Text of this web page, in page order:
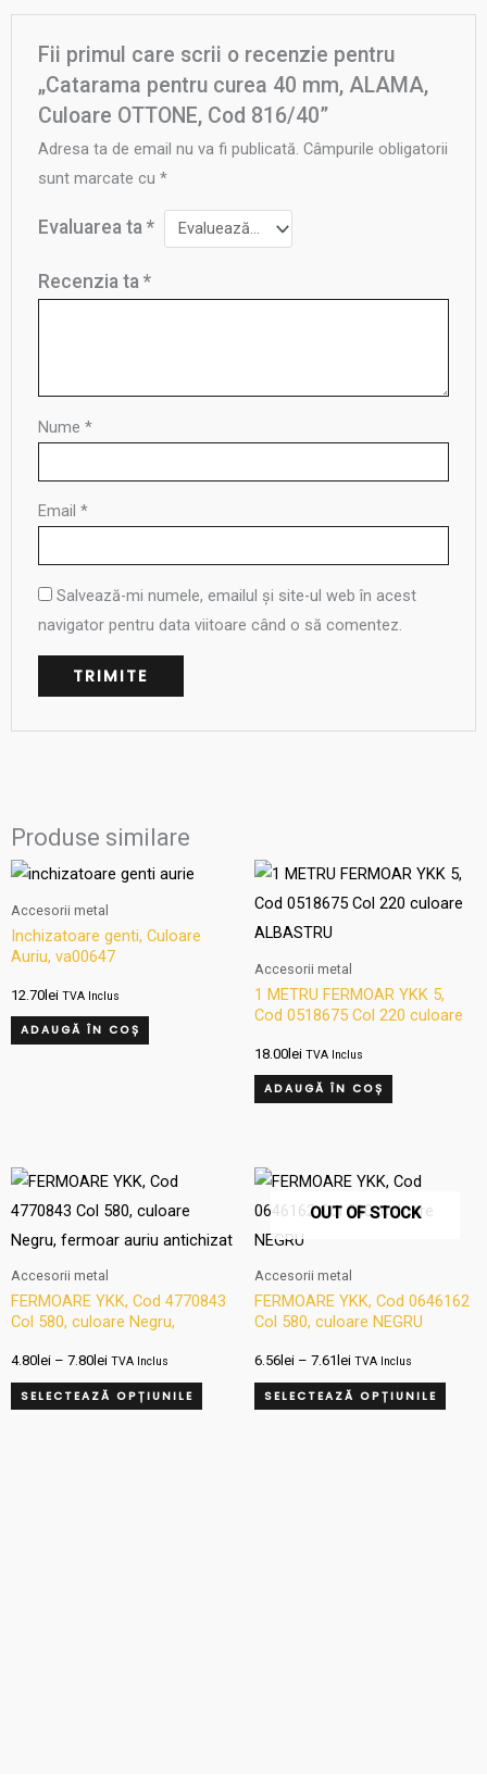
Fii primul care scrii o recenzie pentru
„Catarama pentru curea 40 mm, ALAMA,
Culoare OTTONE, Cod 816/40”
Adresa ta de email nu va fi publicată. Câmpurile obligatorii
sunt marcate cu*
Evaluarea ta*
Recenzia ta*
Nume*
Email*
Salvează-mi numele, emailul și site-ul web în acest
navigator pentru data viitoare când o să comentez.
Produse similare
Accesorii metal
Inchizatoare genti, Culoare
Auriu, va00647
12.70lei TVA Inclus
ADAUGĂ ÎN COȘ
Accesorii metal
1 METRU FERMOAR YKK 5,
Cod 0518675 Col 220 culoare
18.00lei TVA Inclus
ADAUGĂ ÎN COȘ
Accesorii metal
FERMOARE YKK, Cod 4770843
Col 580, culoare Negru,
4.80 lei – 7.80 lei
Interval
prețuri:
până
la
7.80lei
TVA Inclus
SELECTEAZĂ OPȚIUNILE
are
multe
Opțiunile
pot
fi
OUT OF STOCK
Accesorii metal
FERMOARE YKK, Cod 0646162
Col 580, culoare NEGRU
6.56 lei – 7.61 lei
Interval
prețuri:
la
7.61lei
TVA Inclus
SELECTEAZĂ OPȚIUNILE
multe
pot
fi